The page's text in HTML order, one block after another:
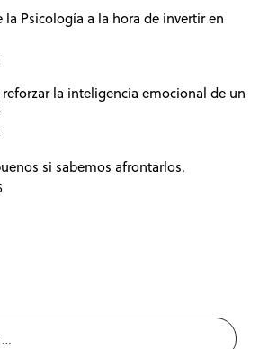
la Psicología a la hora de invertir en
reforzar la inteligencia emocional de un
si sabemos afrontarlos.